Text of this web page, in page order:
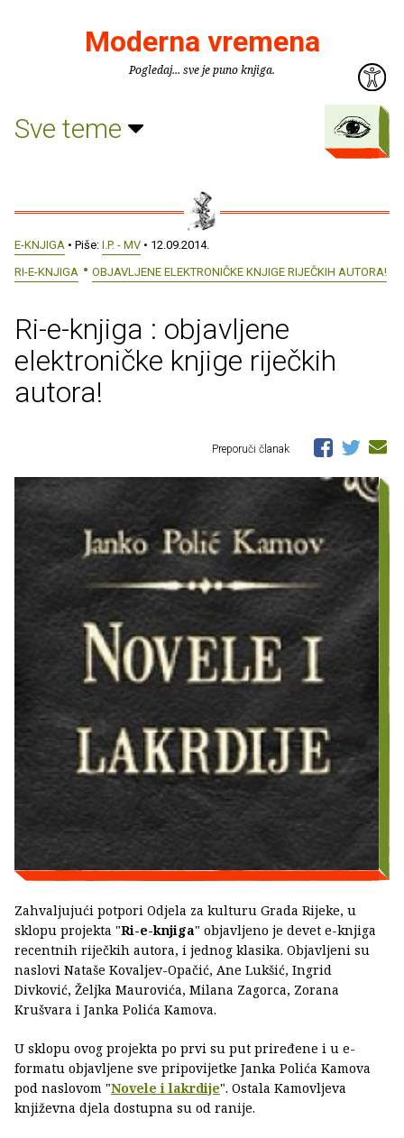
Moderna vremena
Pogledaj... sve je puno knjiga.
Sve teme
E-KNJIGA • Piše: I.P. - MV • 12.09.2014.
RI-E-KNJIGA
OBJAVLJENE ELEKTRONIČKE KNJIGE RIJEČKIH AUTORA!
Ri-e-knjiga : objavljene
elektroničke knjige riječkih
autora!
Preporuči članak
Zahvaljujući potpori Odjela za kulturu Grada Rijeke, u
sklopu projekta "Ri-e-knjiga" objavljeno je devet e-knjiga
recentnih riječkih autora, i jednog klasika. Objavljeni su
naslovi Nataše Kovaljev-Opačić, Ane Lukšić, Ingrid
Divković, Željka Maurovića, Milana Zagorca, Zorana
Krušvara i Janka Polića Kamova.
U sklopu ovog projekta po prvi su put priređene i u e-
formatu objavljene sve pripovijetke Janka Polića Kamova
pod naslovom "Novele i lakrdije". Ostala Kamovljeva
književna djela dostupna su od ranije.